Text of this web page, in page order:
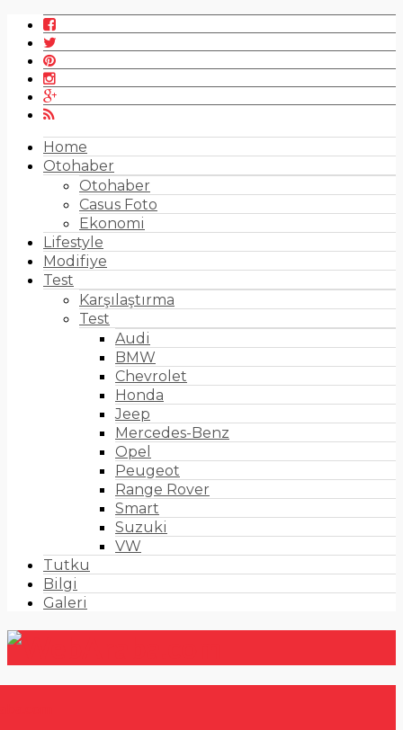
Home
Otohaber
Otohaber
Casus Foto
Ekonomi
Lifestyle
Modifiye
Test
Karşılaştırma
Test
Audi
BMW
Chevrolet
Honda
Jeep
Mercedes-Benz
Opel
Peugeot
Range Rover
Smart
Suzuki
VW
Tutku
Bilgi
Galeri